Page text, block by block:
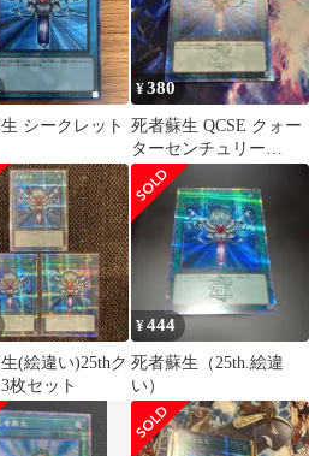
シークレット
¥380
死者蘇生 QCSE クォー
ターセンチュリー
QCAC-JP023 A
(絵違い)25thク
枚セット
¥444
死者蘇生（25th.絵違
い）